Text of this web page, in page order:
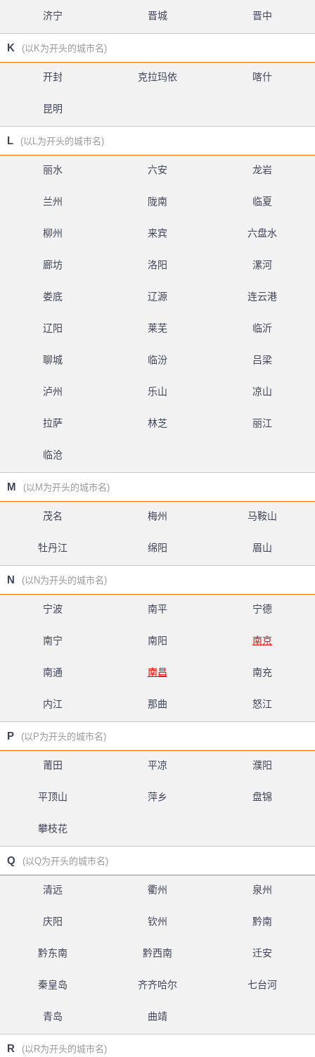
济宁 晋城 晋中
K (以K为开头的城市名)
开封 克拉玛依 喀什
昆明
L (以L为开头的城市名)
丽水 六安 龙岩
兰州 陇南 临夏
柳州 来宾 六盘水
廊坊 洛阳 漯河
娄底 辽源 连云港
辽阳 莱芜 临沂
聊城 临汾 吕梁
泸州 乐山 凉山
拉萨 林芝 丽江
临沧
M (以M为开头的城市名)
茂名 梅州 马鞍山
牡丹江 绵阳 眉山
N (以N为开头的城市名)
宁波 南平 宁德
南宁 南阳 南京
南通 南昌 南充
内江 那曲 怒江
P (以P为开头的城市名)
莆田 平凉 濮阳
平顶山 萍乡 盘锦
攀枝花
Q (以Q为开头的城市名)
清远 衢州 泉州
庆阳 钦州 黔南
黔东南 黔西南 迁安
秦皇岛 齐齐哈尔 七台河
青岛 曲靖
R (以R为开头的城市名)